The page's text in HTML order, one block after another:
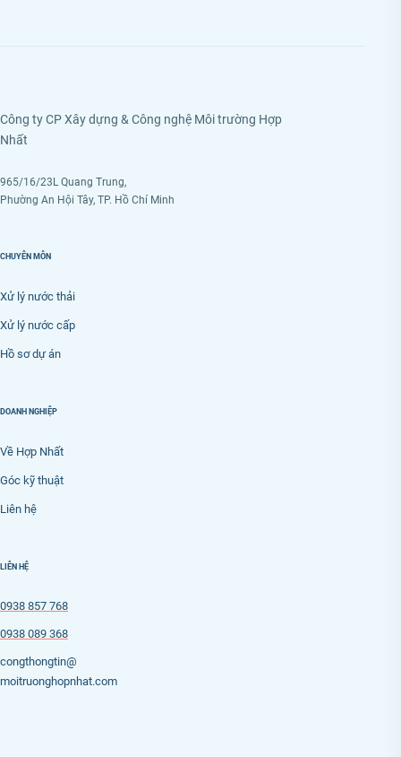
Công ty CP Xây dựng & Công nghệ Môi trường Hợp
Nhất
965/16/23L Quang Trung,
Phường An Hội Tây, TP. Hồ Chí Minh
CHUYÊN MÔN
Xử lý nước thải
Xử lý nước cấp
Hồ sơ dự án
DOANH NGHIỆP
Về Hợp Nhất
Góc kỹ thuật
Liên hệ
LIÊN HỆ
0938 857 768
0938 089 368
congthongtin@
moitruonghopnhat.com